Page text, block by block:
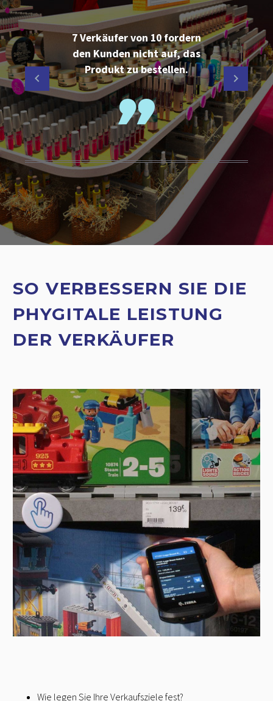
7 Verkäufer von 10 fordern
den Kunden nicht auf, das
Produkt zu bestellen.
SO VERBESSERN SIE DIE
PHYGITALE LEISTUNG
DER VERKÄUFER
Wie legen Sie Ihre Verkaufsziele fest?